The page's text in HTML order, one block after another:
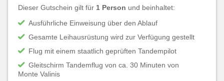
Dieser Gutschein gilt für 1 Person und beinhaltet:
Ausführliche Einweisung über den Ablauf
Gesamte Leihausrüstung wird zur Verfügung gestellt
Flug mit einem staatlich geprüften Tandempilot
Gleitschirm Tandemflug von ca. 30 Minuten von
Monte Valinis